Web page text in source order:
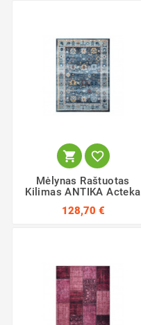
 
Mėlynas Raštuotas
Kilimas ANTIKA Acteka
128,70 €